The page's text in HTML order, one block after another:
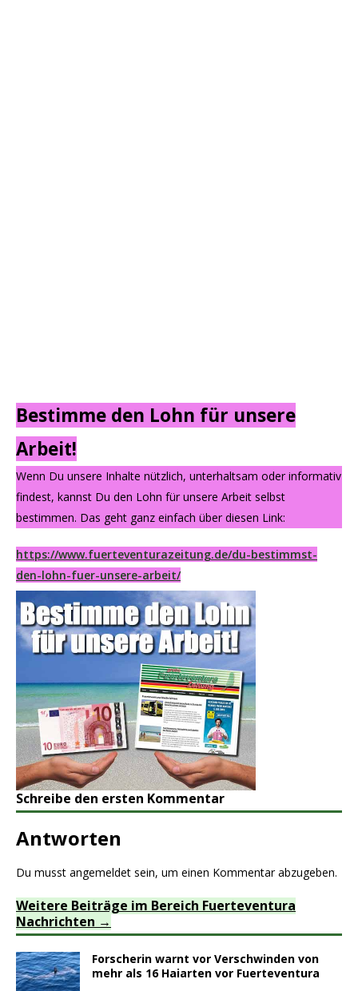
Bestimme den Lohn für unsere
Arbeit!
Wenn Du unsere Inhalte nützlich, unterhaltsam oder informativ
findest, kannst Du den Lohn für unsere Arbeit selbst
bestimmen. Das geht ganz einfach über diesen Link:
https://www.fuerteventurazeitung.de/du-bestimmst-
den-lohn-fuer-unsere-arbeit/
Schreibe den ersten Kommentar
Antworten
Du musst angemeldet sein, um einen Kommentar abzugeben.
Weitere Beiträge im Bereich Fuerteventura
Nachrichten
Forscherin warnt vor Verschwinden von
mehr als 16 Haiarten vor Fuerteventura